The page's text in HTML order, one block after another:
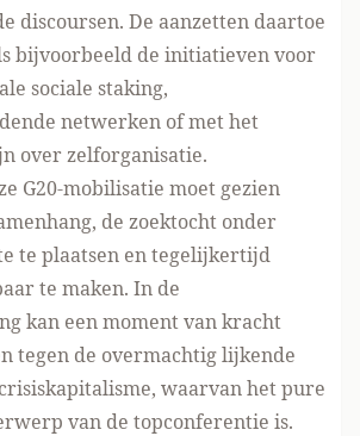
discoursen. De aanzetten daartoe
bijvoorbeeld de initiatieven voor
sociale staking,
netwerken of met het
over zelforganisatie.
G20-mobilisatie moet gezien
de zoektocht onder
te plaatsen en tegelijkertijd
te maken. In de
kan een moment van kracht
tegen de overmachtig lijkende
waarvan het pure
van de topconferentie is.